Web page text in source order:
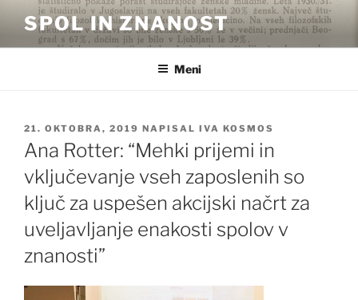
vsebino
SPOL IN ZNANOST
Meni
OBJAVLJENO
DNE
21. OKTOBRA, 2019 NAPISAL IVA KOSMOS
Ana Rotter: “Mehki prijemi in
vključevanje vseh zaposlenih so
ključ za uspešen akcijski načrt za
uveljavljanje enakosti spolov v
znanosti”